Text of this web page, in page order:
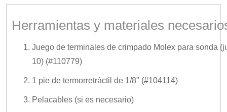
Herramientas y materiales
Juego de terminales de crimpado Molex para sonda
10) (#110779)
1 pie de termorretráctil de 1/8" (#104114)
Pelacables (si es necesario)